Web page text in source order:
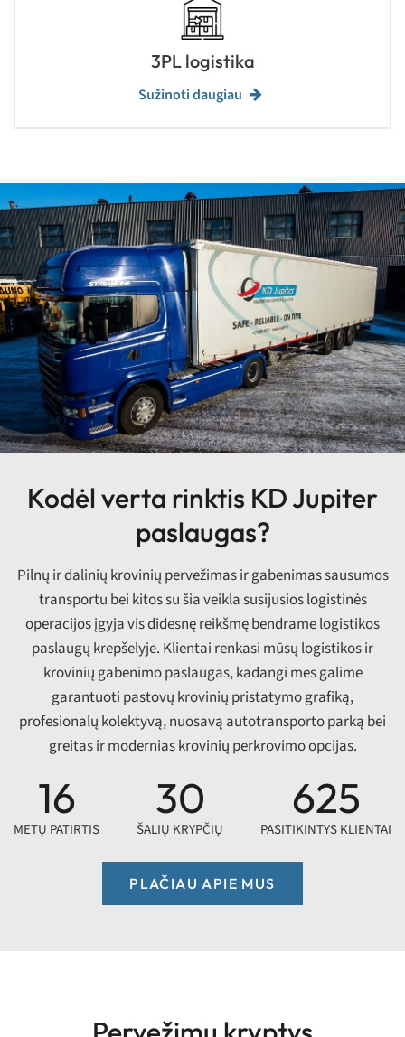
3PL logistika
Sužinoti daugiau
Kodėl verta rinktis KD Jupiter
paslaugas?
Pilnų ir dalinių krovinių pervežimas ir gabenimas sausumos
transportu bei kitos su šia veikla susijusios logistinės
operacijos įgyja vis didesnę reikšmę bendrame logistikos
paslaugų krepšelyje. Klientai renkasi mūsų logistikos ir
krovinių gabenimo paslaugas, kadangi mes galime
garantuoti pastovų krovinių pristatymo grafiką,
profesionalų kolektyvą, nuosavą autotransporto parką bei
greitas ir modernias krovinių perkrovimo opcijas.
16
METŲ PATIRTIS
30
ŠALIŲ KRYPČIŲ
625
PASITIKINTYS KLIENTAI
PLAČIAU APIE MUS